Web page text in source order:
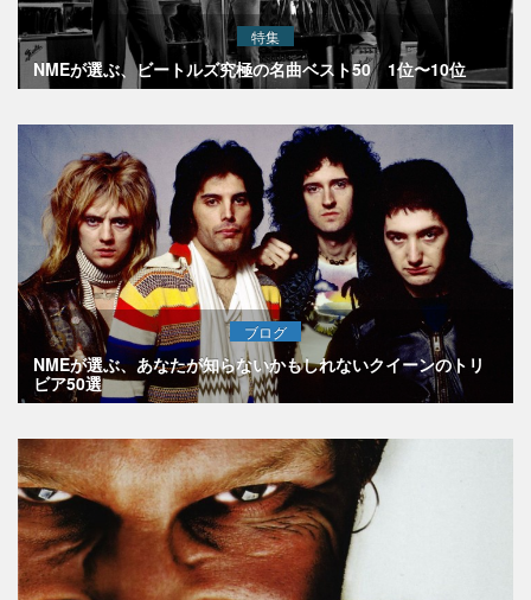
特集
NMEが選ぶ、ビートルズ究極の名曲ベスト50 1位〜10位
ブログ
NMEが選ぶ、あなたが知らないかもしれないクイーンのトリ
ビア50選